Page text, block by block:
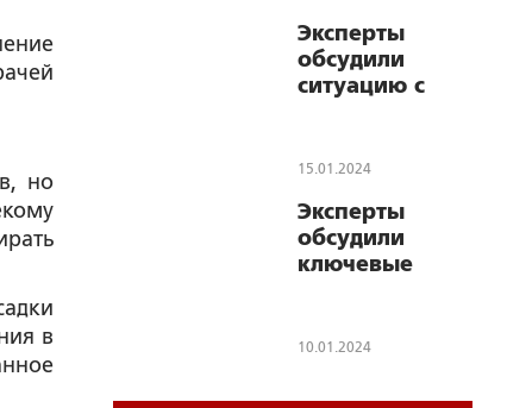
но
в
Эксперты
обсудили
ситуацию с
семьи в
России и пути
выхода из
сложившегося
15.01.2024
Эксперты
обсудили
ключевые
стран арабского
перспективы их
10.01.2024